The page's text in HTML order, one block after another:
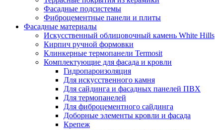
Фасадные подсистемы
Фиброцементные панели и плиты
Фасадные материалы
Искусственный облицовочный камень White Hills
Кирпич ручной формовки
Клинкерные термопанели Termosit
Комплектующие для фасада и кровли
Гидропароизоляция
Для искусственного камня
Для сайдинга и фасадных панелей ПВХ
Для термопанелей
Для фиброцементного сайдинга
Доборные элементы кровли и фасада
Крепеж